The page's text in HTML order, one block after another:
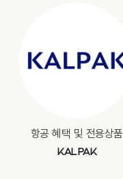
항공 혜택 및 전용상품
KALPAK